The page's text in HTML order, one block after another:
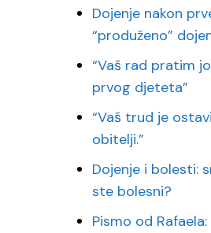
Dojenje nakon
“produženo”
“Vaš rad pratim
prvog djeteta”
“Vaš trud je
obitelji.”
Dojenje i bolesti:
ste bolesni?
Pismo od